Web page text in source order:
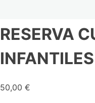
RESERVA
50,00 €